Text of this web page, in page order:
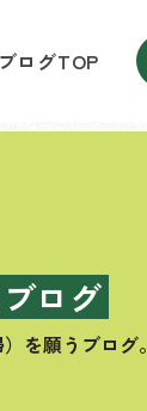
ログTOP
ログ
を願うブログ。